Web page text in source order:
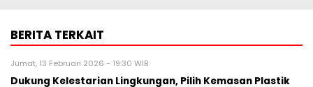
BERITA TERKAIT
Jumat, 13 Februari 2026 - 19:30 WIB
Dukung Kelestarian Lingkungan, Pilih Kemasan Plastik